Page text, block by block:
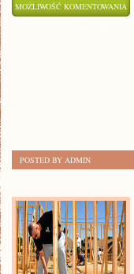
MOŻLIWOŚĆ KOMENTOWANIA
POSTED BY ADMIN